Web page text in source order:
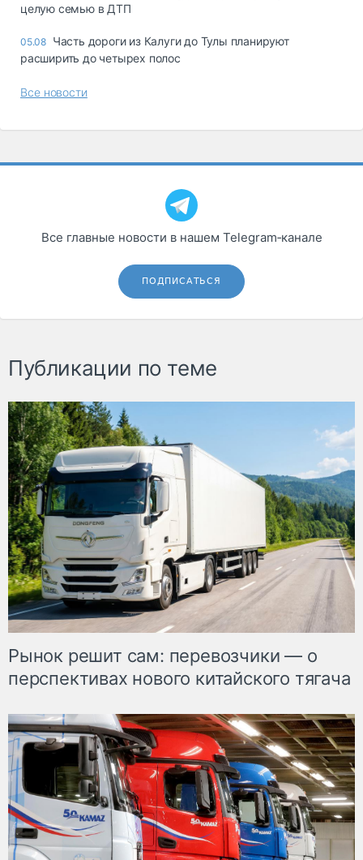
целую семью в ДТП
05.08 Часть дороги из Калуги до Тулы планируют
расширить до четырех полос
Все новости
Все главные новости в нашем Telegram‑канале
ПОДПИСАТЬСЯ
Публикации по теме
Рынок решит сам: перевозчики — о
перспективах нового китайского тягача